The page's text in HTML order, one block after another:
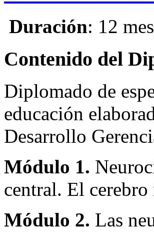
Duración: 12
Contenido del
Diplomado de
educación
Desarrollo
Módulo 1.
central. El
Módulo 2. Las